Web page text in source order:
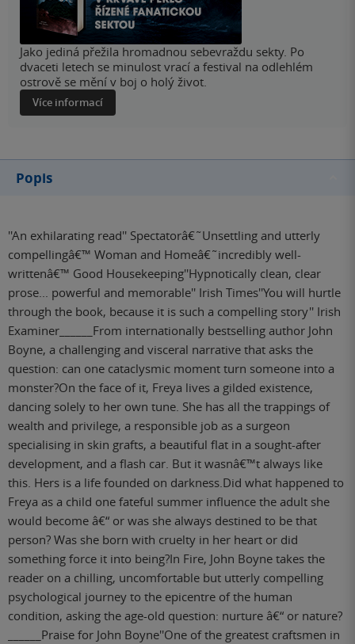
Jako jediná přežila hromadnou sebevraždu sekty. Po
dvaceti letech se minulost vrací a festival na odlehlém
ostrově se mění v boj o holý život.
Více informací
Popis
''An exhilarating read'' Spectatorâ€˜Unsettling and utterly
compellingâ€™ Woman and Homeâ€˜incredibly well-
writtenâ€™ Good Housekeeping''Hypnotically clean, clear
prose... powerful and memorable'' Irish Times''You will hurtle
through the book, because it is such a compelling story'' Irish
Examiner______From internationally bestselling author John
Boyne, a challenging and visceral narrative that asks the
question: can one cataclysmic moment turn someone into a
monster?On the face of it, Freya lives a gilded existence,
dancing solely to her own tune. She has all the trappings of
wealth and privilege, a responsible job as a surgeon
specialising in skin grafts, a beautiful flat in a sought-after
development, and a flash car. But it wasnâ€™t always like
this. Hers is a life founded on darkness.Did what happened to
Freya as a child one fateful summer influence the adult she
would become â€“ or was she always destined to be that
person? Was she born with cruelty in her heart or did
something force it into being?In Fire, John Boyne takes the
reader on a chilling, uncomfortable but utterly compelling
psychological journey to the epicentre of the human
condition, asking the age-old question: nurture â€“ or nature?
______Praise for John Boyne''One of the greatest craftsmen in